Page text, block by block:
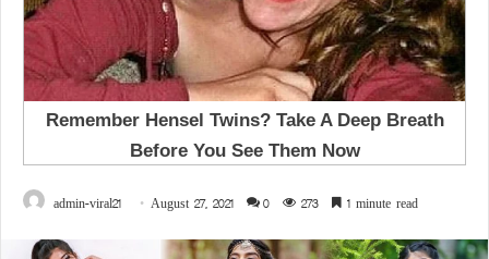
admin-viral21 August 27, 2021 0 273 1 minute read